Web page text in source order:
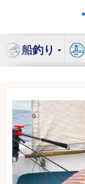
ン
船釣り